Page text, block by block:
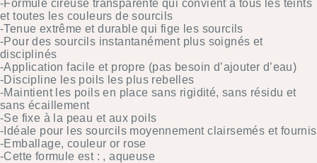
-Formule cireuse transparente qui convient à tous les teints
et toutes les couleurs de sourcils
-Tenue extrême et durable qui fige les sourcils
-Pour des sourcils instantanément plus soignés et
disciplinés
-Application facile et propre (pas besoin d’ajouter d’eau)
-Discipline les poils les plus rebelles
-Maintient les poils en place sans rigidité, sans résidu et
sans écaillement
-Se fixe à la peau et aux poils
-Idéale pour les sourcils moyennement clairsemés et fournis
-Emballage, couleur or rose
-Cette formule est : , aqueuse